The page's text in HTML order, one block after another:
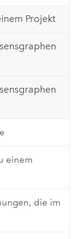
Projekt
einem
die im